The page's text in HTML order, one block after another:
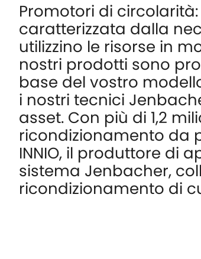
Promotori di
caratterizzata dalla
utilizzino le risorse in
nostri prodotti sono
base del vostro
i nostri tecnici
asset. Con più di 1,2
ricondizionamento da
INNIO, il produttore di
sistema Jenbacher,
ricondizionamento di